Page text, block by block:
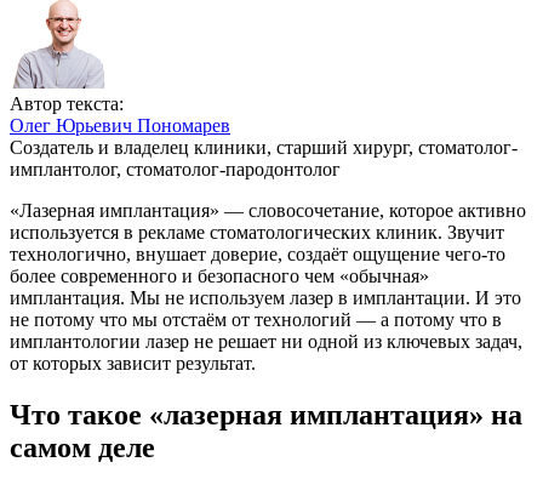
Автор текста:
Олег Юрьевич Пономарев
Создатель и владелец клиники, старший хирург, стоматолог-
имплантолог, стоматолог-пародонтолог
«Лазерная имплантация» — словосочетание, которое активно
используется в рекламе стоматологических клиник. Звучит
технологично, внушает доверие, создаёт ощущение чего-то
более современного и безопасного чем «обычная»
имплантация. Мы не используем лазер в имплантации. И это
не потому что мы отстаём от технологий — а потому что в
имплантологии лазер не решает ни одной из ключевых задач,
от которых зависит результат.
Что такое «лазерная имплантация» на
самом деле